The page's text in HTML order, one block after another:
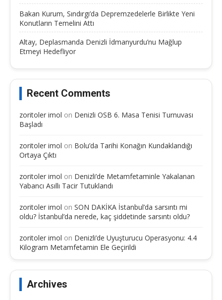
Bakan Kurum, Sındırgı’da Depremzedelerle Birlikte Yeni
Konutların Temelini Attı
Altay, Deplasmanda Denizli İdmanyurdu’nu Mağlup
Etmeyi Hedefliyor
Recent Comments
zoritoler imol on Denizli OSB 6. Masa Tenisi Turnuvası
Başladı
zoritoler imol on Bolu’da Tarihi Konağın Kundaklandığı
Ortaya Çıktı
zoritoler imol on Denizli’de Metamfetaminle Yakalanan
Yabancı Asıllı Tacir Tutuklandı
zoritoler imol on SON DAKİKA İstanbul’da sarsıntı mi
oldu? İstanbul’da nerede, kaç şiddetinde sarsıntı oldu?
zoritoler imol on Denizli’de Uyuşturucu Operasyonu: 4.4
Kilogram Metamfetamin Ele Geçirildi
Archives